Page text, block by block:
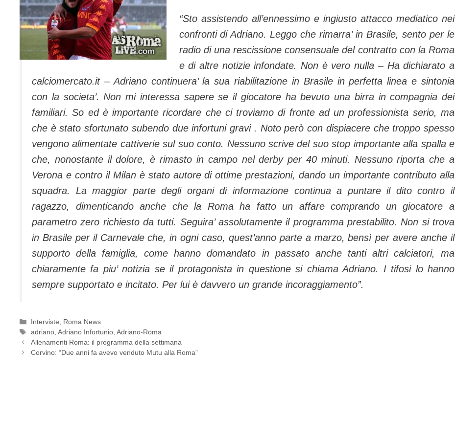
“Sto assistendo all’ennessimo e ingiusto attacco mediatico nei
confronti di Adriano. Leggo che rimarra’ in Brasile, sento per le
radio di una rescissione consensuale del contratto con la Roma
e di altre notizie infondate. Non è vero nulla – Ha dichiarato a
calciomercato.it –Adriano continuera’ la sua riabilitazione in Brasile in perfetta linea e sintonia
con la societa’. Non mi interessa sapere se il giocatore ha bevuto una birra in compagnia dei
familiari. So ed è importante ricordare che ci troviamo di fronte ad un professionista serio, ma
che è stato sfortunato subendo due infortuni gravi. Noto però con dispiacere che troppo spesso
vengono alimentate cattiverie sul suo conto. Nessuno scrive del suo stop importante alla spalla e
che, nonostante il dolore, è rimasto in campo nel derby per 40 minuti. Nessuno riporta che a
Verona e contro il Milan è stato autore di ottime prestazioni, dando un importante contributo alla
squadra. La maggior parte degli organi di informazione continua a puntare il dito contro il
ragazzo, dimenticando anche che la Roma ha fatto un affare comprando un giocatore a
parametro zero richiesto da tutti. Seguira’ assolutamente il programma prestabilito. Non si trova
in Brasile per il Carnevale che, in ogni caso, quest’anno parte a marzo, bensì per avere anche il
supporto della famiglia, come hanno domandato in passato anche tanti altri calciatori, ma
chiaramente fa piu’ notizia se il protagonista in questione si chiama Adriano.
I tifosi lo hanno
sempre supportato e incitato. Per lui è davvero un grande incoraggiamento”.
Categorie
Interviste, Roma News
Tag
adriano,Adriano Infortunio,Adriano-Roma
Allenamenti Roma: il programma della settimana
Corvino: “Due anni fa avevo venduto Mutu alla Roma”